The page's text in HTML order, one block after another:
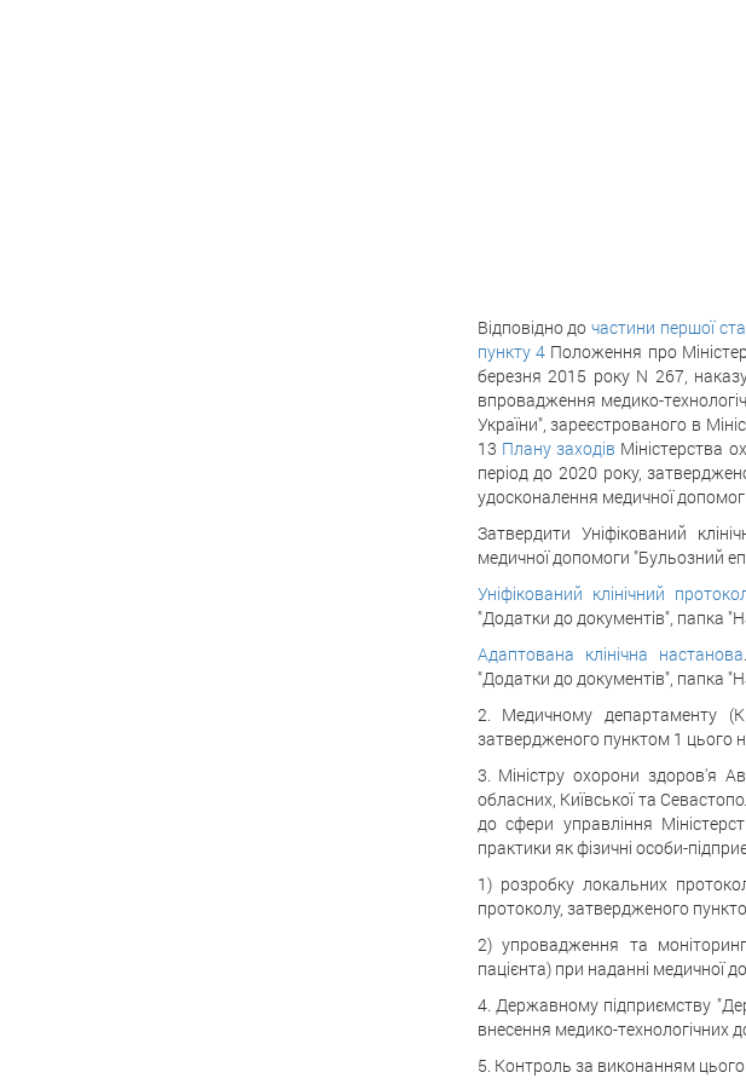
Відповідно дочастини першої
пункту 4Положення про
березня 2015 року N 267,
впровадження медико-
України", зареєстрованого в
13 Плану заходів Міністерства
період до 2020 року,
удосконалення медичної
Затвердити Уніфікований
медичної допомоги "Бульозний
Уніфікований клінічний
"Додатки до документів", папка
Адаптована клінічна настанова
"Додатки до документів", папка
2. Медичному департаменту
затвердженого пунктом 1 цього
3. Міністру охорони здоров'я
обласних, Київської та
до сфери управління
практики як фізичні особи-
1) розробку локальних
протоколу, затвердженого
2) упровадження та
пацієнта) при наданні медичної
4. Державному підприємству
внесення медико-технологічних
5. Контроль за виконанням